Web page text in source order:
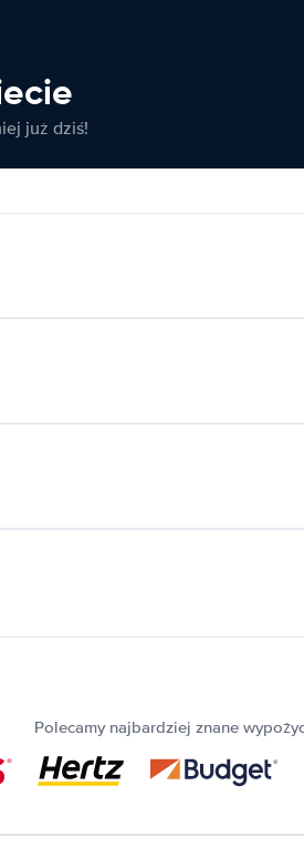
już dziś!
Polecamy najbardziej znane